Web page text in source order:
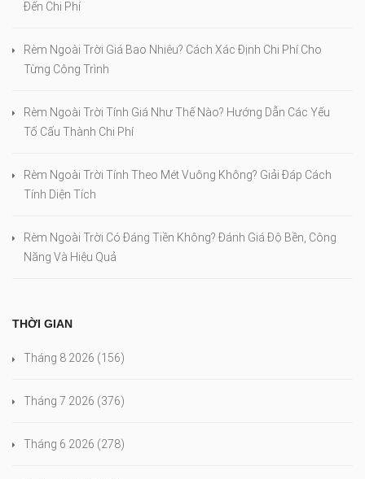
Đến Chi Phí
Rèm Ngoài Trời Giá Bao Nhiêu? Cách Xác Định Chi Phí Cho
Từng Công Trình
Rèm Ngoài Trời Tính Giá Như Thế Nào? Hướng Dẫn Các Yếu
Tố Cấu Thành Chi Phí
Rèm Ngoài Trời Tính Theo Mét Vuông Không? Giải Đáp Cách
Tính Diện Tích
Rèm Ngoài Trời Có Đáng Tiền Không? Đánh Giá Độ Bền, Công
Năng Và Hiệu Quả
THỜI GIAN
Tháng 8 2026 (156)
Tháng 7 2026 (376)
Tháng 6 2026 (278)